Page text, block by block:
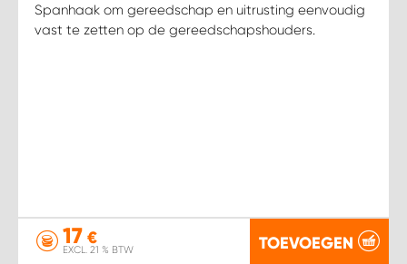
Spanhaak om gereedschap en uitrusting eenvoudig
vast te zetten op de gereedschapshouders.
17 €
EXCL. 21 % BTW TOEVOEGEN